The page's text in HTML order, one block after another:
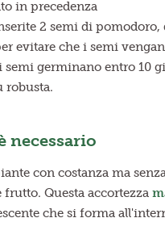
in precedenza
2 semi di
evitare che i semi
germinano entro 10
robusta.
necessario
con costanza ma
Questa accortezza
che si forma